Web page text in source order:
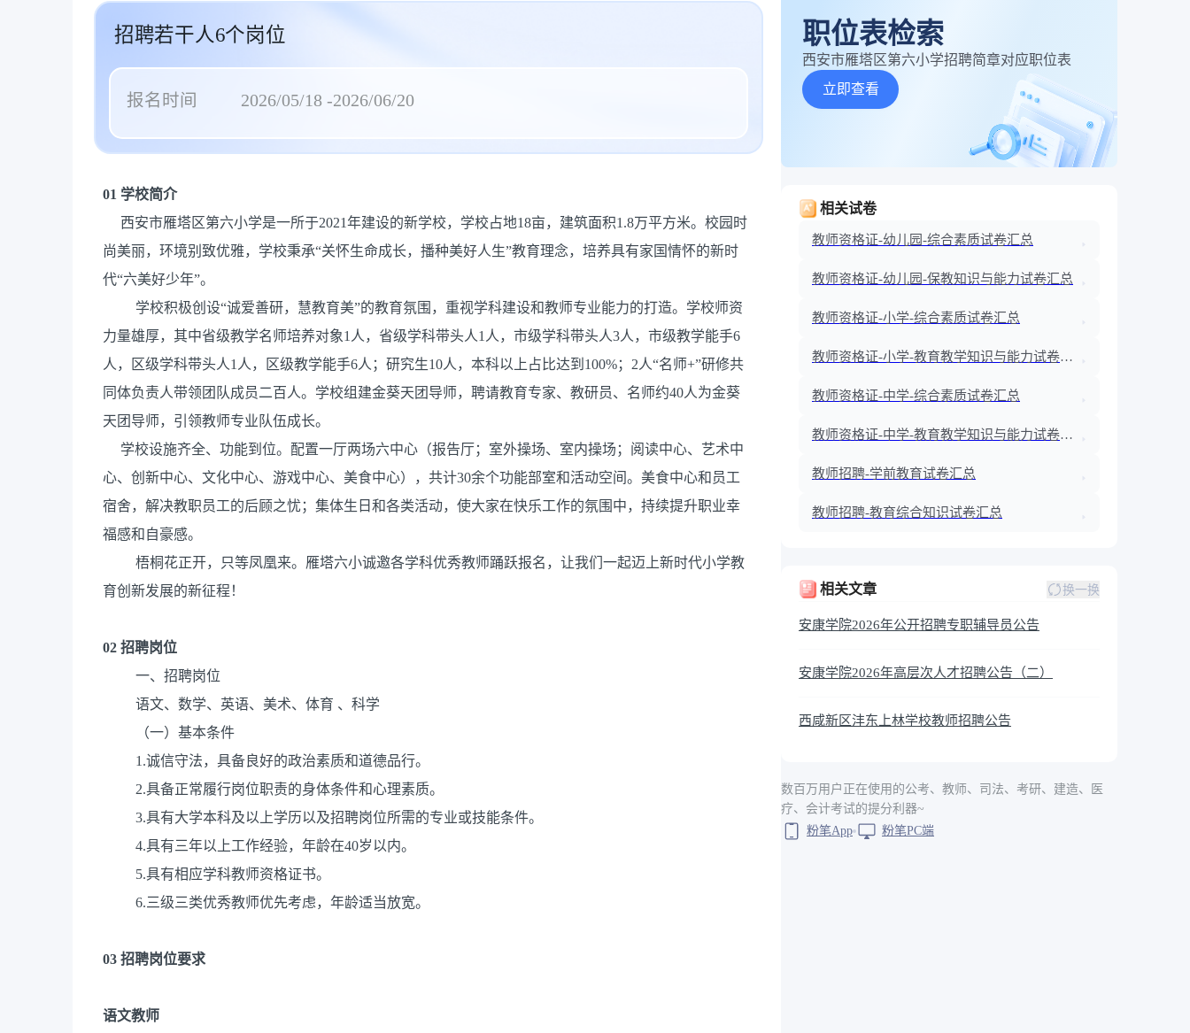
招聘若干人6个岗位
报名时间 2026/05/18 -2026/06/20
01 学校简介
西安市雁塔区第六小学是一所于2021年建设的新学校，学校占地18亩，建筑面积1.8万平方米。校园时
尚美丽，环境别致优雅，学校秉承“关怀生命成长，播种美好人生”教育理念，培养具有家国情怀的新时
代“六美好少年”。
学校积极创设“诚爱善研，慧教育美”的教育氛围，重视学科建设和教师专业能力的打造。学校师资
力量雄厚，其中省级教学名师培养对象1人，省级学科带头人1人，市级学科带头人3人，市级教学能手6
人，区级学科带头人1人，区级教学能手6人；研究生10人，本科以上占比达到100%；2人“名师+”研修共
同体负责人带领团队成员二百人。学校组建金葵天团导师，聘请教育专家、教研员、名师约40人为金葵
天团导师，引领教师专业队伍成长。
学校设施齐全、功能到位。配置一厅两场六中心（报告厅；室外操场、室内操场；阅读中心、艺术中
心、创新中心、文化中心、游戏中心、美食中心），共计30余个功能部室和活动空间。美食中心和员工
宿舍，解决教职员工的后顾之忧；集体生日和各类活动，使大家在快乐工作的氛围中，持续提升职业幸
福感和自豪感。
梧桐花正开，只等凤凰来。雁塔六小诚邀各学科优秀教师踊跃报名，让我们一起迈上新时代小学教
育创新发展的新征程！
02 招聘岗位
一、招聘岗位
语文、数学、英语、美术、体育 、科学
（一）基本条件
1.诚信守法，具备良好的政治素质和道德品行。
2.具备正常履行岗位职责的身体条件和心理素质。
3.具有大学本科及以上学历以及招聘岗位所需的专业或技能条件。
4.具有三年以上工作经验，年龄在40岁以内。
5.具有相应学科教师资格证书。
6.三级三类优秀教师优先考虑，年龄适当放宽。
03 招聘岗位要求
语文教师
职位表检索
西安市雁塔区第六小学招聘简章对应职位表
立即查看
相关试卷
教师资格证-幼儿园-综合素质试卷汇总
教师资格证-幼儿园-保教知识与能力试卷汇总
教师资格证-小学-综合素质试卷汇总
教师资格证-小学-教育教学知识与能力试卷汇
教师资格证-中学-综合素质试卷汇总
教师资格证-中学-教育教学知识与能力试卷汇
教师招聘-学前教育试卷汇总
教师招聘-教育综合知识试卷汇总
相关文章 换一换
安康学院2026年公开招聘专职辅导员公告
安康学院2026年高层次人才招聘公告（二）
西咸新区沣东上林学校教师招聘公告
数百万用户正在使用的公考、教师、司法、考研、建造、医
疗、会计考试的提分利器~
粉笔App
粉笔PC端